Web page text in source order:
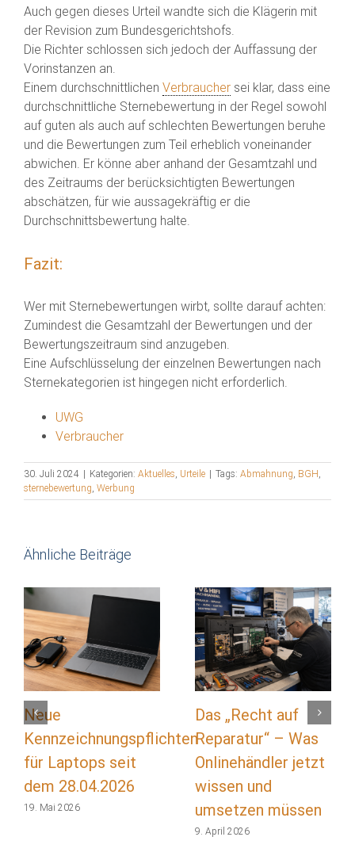
Auch gegen dieses Urteil wandte sich die Klägerin mit
der Revision zum Bundesgerichtshofs.
Die Richter schlossen sich jedoch der Auffassung der
Vorinstanzen an.
Einem durchschnittlichen Verbraucher sei klar, dass eine
durchschnittliche Sternebewertung in der Regel sowohl
auf guten als auch auf schlechten Bewertungen beruhe
und die Bewertungen zum Teil erheblich voneinander
abwichen. Er könne aber anhand der Gesamtzahl und
des Zeitraums der berücksichtigten Bewertungen
abschätzen, für wie aussagekräftig er die
Durchschnittsbewertung halte.
Fazit:
Wer mit Sternebewertungen wirbt, sollte darauf achten:
Zumindest die Gesamtzahl der Bewertungen und der
Bewertungszeitraum sind anzugeben.
Eine Aufschlüsselung der einzelnen Bewertungen nach
Sternekategorien ist hingegen nicht erforderlich.
UWG
Verbraucher
30. Juli 2024 | Kategorien: Aktuelles Urteile | Tags: Abmahnung BGH
sternebewertung Werbung
Ähnliche Beiträge
Neue
Kennzeichnungspflichten
für Laptops seit
dem 28.04.2026
19. Mai 2026
Das „Recht auf
Reparatur“ – Was
Onlinehändler jetzt
wissen und
umsetzen müssen
9. April 2026